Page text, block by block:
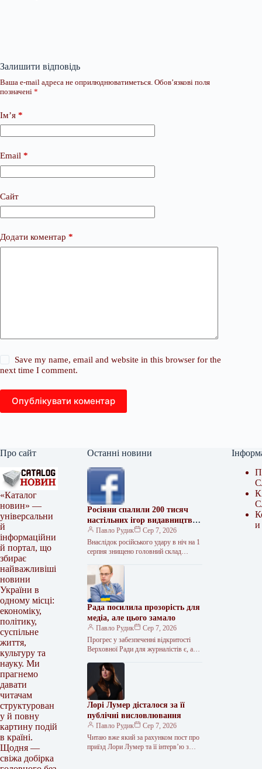
Залишити відповідь
Ваша e-mail адреса не оприлюднюватиметься. Обов’язкові поля
позначені *
Ім’я *
Email *
Сайт
Додати коментар *
Save my name, email and website in this browser for the
next time I comment.
Опублікувати коментар
Про сайт
«Каталог
новин» —
універсальни
й
інформаційни
й портал, що
збирає
найважливіші
новини
України в
одному місці:
економіку,
політику,
суспільне
життя,
культуру та
науку. Ми
прагнемо
давати
читачам
структурован
у й повну
картину подій
в країні.
Щодня —
свіжа добірка
Останні новини
Росіяни спалили 200 тисяч
настільних ігор видавництва
Rozum
Павло Рудик
Сер 7, 2026
Внаслідок російського удару в ніч на 1
серпня знищено головний склад
зберігалися понад 200 тисяч…
Рада посилила прозорість для
медіа, але цього замало
Павло Рудик
Сер 7, 2026
Прогрес у забезпеченні відкритості
Верховної Ради для журналістів є, але
контролювати рішення влади. І будуть.
Доступ…
Лорі Лумер дісталося за її
публічні висловлювання
Павло Рудик
Сер 7, 2026
Читаю вже який за рахунком пост про
приїзд Лори Лумер та її інтервʼю з
и